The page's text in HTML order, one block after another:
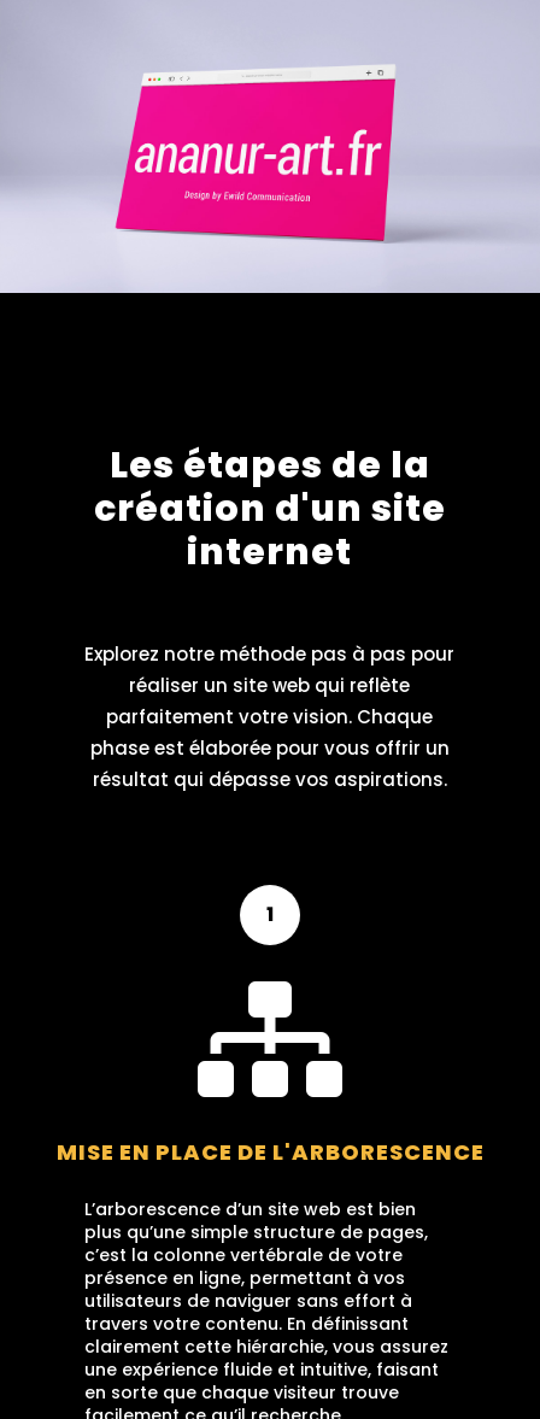
Les étapes de la
création d'un site
internet
Explorez notre méthode pas à pas pour
réaliser un site web qui reflète
parfaitement votre vision. Chaque
phase est élaborée pour vous offrir un
résultat qui dépasse vos aspirations.
1

MISE EN PLACE DE L'ARBORESCENCE
L’arborescence d’un site web est bien
plus qu’une simple structure de pages,
c’est la colonne vertébrale de votre
présence en ligne, permettant à vos
utilisateurs de naviguer sans effort à
travers votre contenu. En définissant
clairement cette hiérarchie, vous assurez
une expérience fluide et intuitive, faisant
en sorte que chaque visiteur trouve